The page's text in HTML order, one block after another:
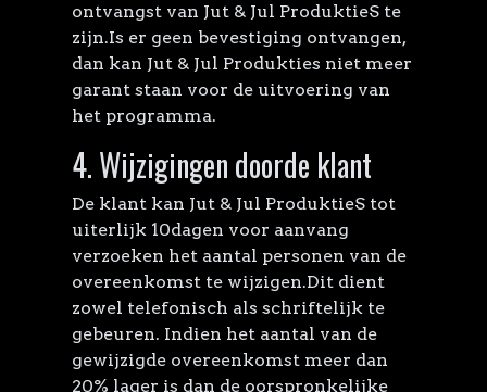
ontvangst van Jut & Jul ProduktieS te
zijn.Is er geen bevestiging ontvangen,
dan kan Jut & Jul Produkties niet meer
garant staan voor de uitvoering van
het programma.
4. Wijzigingen doorde klant
De klant kan Jut & Jul ProduktieS tot
uiterlijk 10dagen voor aanvang
verzoeken het aantal personen van de
overeenkomst te wijzigen.Dit dient
zowel telefonisch als schriftelijk te
gebeuren. Indien het aantal van de
gewijzigde overeenkomst meer dan
20% lager is dan de oorspronkelijke